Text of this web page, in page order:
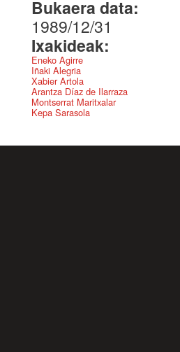
Bukaera data:
1989/12/31
Ixakideak:
Eneko Agirre
Iñaki Alegria
Xabier Artola
Arantza Díaz de Ilarraza
Montserrat Maritxalar
Kepa Sarasola